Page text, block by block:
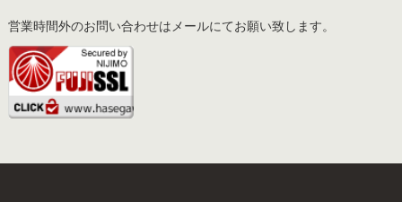
営業時間外のお問い合わせはメールにてお願い致します。